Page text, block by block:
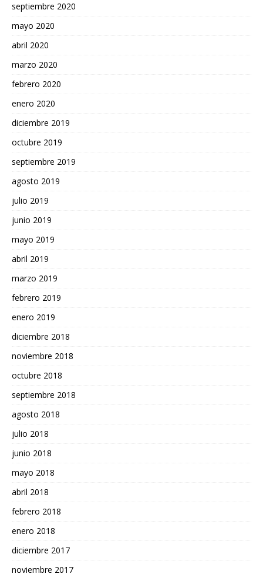
septiembre 2020
mayo 2020
abril 2020
marzo 2020
febrero 2020
enero 2020
diciembre 2019
octubre 2019
septiembre 2019
agosto 2019
julio 2019
junio 2019
mayo 2019
abril 2019
marzo 2019
febrero 2019
enero 2019
diciembre 2018
noviembre 2018
octubre 2018
septiembre 2018
agosto 2018
julio 2018
junio 2018
mayo 2018
abril 2018
febrero 2018
enero 2018
diciembre 2017
noviembre 2017